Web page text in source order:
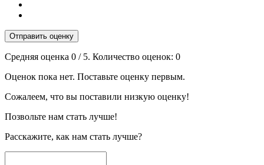
Отправить оценку
Средняя оценка 0 / 5. Количество оценок: 0
Оценок пока нет. Поставьте оценку первым.
Сожалеем, что вы поставили низкую оценку!
Позвольте нам стать лучше!
Расскажите, как нам стать лучше?